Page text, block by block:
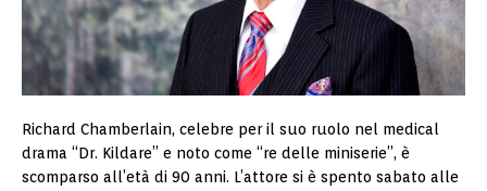
Richard Chamberlain, celebre per il suo ruolo nel medical
drama “Dr. Kildare” e noto come “re delle miniserie”, è
scomparso all’età di 90 anni. L’attore si è spento sabato alle